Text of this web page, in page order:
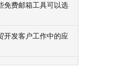
免费邮箱工具可以选
开发客户工作中的应